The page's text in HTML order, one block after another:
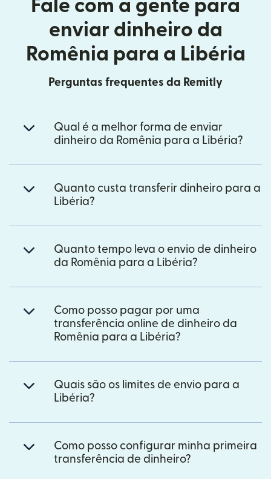
Fale com a gente para
enviar dinheiro da
Romênia para a Libéria
Perguntas frequentes da Remitly
Qual é a melhor forma de enviar
dinheiro da Romênia para a Libéria?
Quanto custa transferir dinheiro para a
Libéria?
Quanto tempo leva o envio de dinheiro
da Romênia para a Libéria?
Como posso pagar por uma
transferência online de dinheiro da
Romênia para a Libéria?
Quais são os limites de envio para a
Libéria?
Como posso configurar minha primeira
transferência de dinheiro?